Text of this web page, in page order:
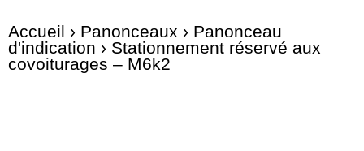
Accueil › Panonceaux › Panonceau
d'indication › Stationnement réservé aux
covoiturages – M6k2